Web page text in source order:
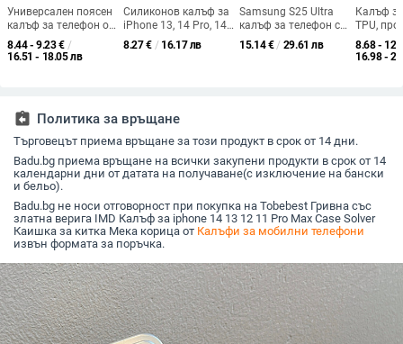
Универсален поясен
калъф за телефон от
изкуствена кожа
8.44 - 9.23€ /
16.51 - 18.05 лв
Силиконов калъф за
iPhone 13, 14 Pro, 14
Pro Max, 15 Pro и 16
Plus със сърцевидна
8.27€ / 16.17 лв
Samsung S25 Ultra
калъф за телефон с
ромбовидна
шевовка изкуствена
15.14€ / 29.61 лв
Калъф
TPU,
8.68 -
16.98 -
assignment_return Политика за връщане
Търговецът приема връщане за този продукт в срок от 14 дни.
Badu.bg приема връщане на всички закупени продукти в срок от 14
календарни дни от датата на получаване(с изключение на бански
и бельо).
Badu.bg не носи отговорност при покупка на Tobebest Гривна със
златна верига IMD Калъф за iphone 14 13 12 11 Pro Max Case Solver
Каишка за китка Мека корица от Калъфи за мобилни телефони
извън формата за поръчка.